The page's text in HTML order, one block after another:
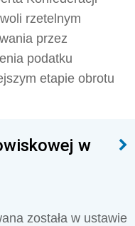
rzetelnym
przez
podatku
etapie obrotu
w
została w ustawie